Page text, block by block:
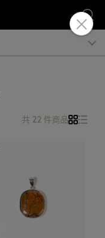
共 22 件商品